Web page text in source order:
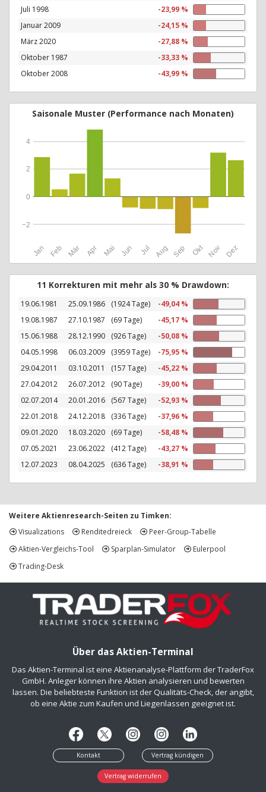
Juli 1998
-23,99 %
Januar 2009
-24,15 %
März 2020
-27,88 %
Oktober 1987
-33,33 %
Oktober 2008
-43,99 %
Saisonale Muster (Performance nach Monaten)
Jan Feb Mär Apr Mai Jun Jul Aug Sep Okt Nov Dez
−2
0
2
4
11 Korrekturen mit mehr als 30 % Drawdown:
19.06.1981 25.09.1986 (1924 Tage)
-49,04 %
19.08.1987
27.10.1987 (69 Tage)
-45,17 %
15.06.1988
28.12.1990 (926 Tage)
-50,08 %
04.05.1998
06.03.2009 (3959 Tage)
-75,95 %
29.04.2011
03.10.2011 (157 Tage)
-45,22 %
27.04.2012
26.07.2012 (90 Tage)
-39,00 %
02.07.2014
20.01.2016 (567 Tage)
-52,93 %
22.01.2018
24.12.2018 (336 Tage)
-37,96 %
09.01.2020
18.03.2020 (69 Tage)
-58,48 %
07.05.2021
23.06.2022 (412 Tage)
-43,27 %
12.07.2023
08.04.2025 (636 Tage) -38,91 %
Weitere Aktienresearch-Seiten zu Timken:
Visualizations
Renditedreieck
Peer-Group-Tabelle
Aktien-Vergleichs-Tool
Sparplan-Simulator
Eulerpool
Trading-Desk
Über das Aktien-Terminal
Das Aktien-Terminal ist eine Aktienanalyse-Plattform der TraderFox
GmbH. Anleger können ihre Aktien analysieren und bewerten
lassen. Die beliebteste Funktion ist der Qualitäts-Check, der angibt,
ob eine Aktie zum Kaufen und Liegenlassen geeignet ist.
Kontakt Vertrag kündigen
Vertrag widerrufen